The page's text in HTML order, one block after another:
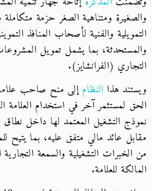
والصغيرة ومتناهية الصغر حزمة
التمويلية والفنية لأصحاب المنافذ
والمستحدثة، بما يشمل تمويل
التجاري (الفرانشايز).
ويستند هذا النظامإلى منح صاحب
الحق لمستثمر آخر في استخدام العلامة
نموذج التشغيل المعتمد لها داخل
مقابل عائد مالي متفق عليه، بما يتيح
من الخبرات التشغيلية والسمعة
المالكة للعلامة.